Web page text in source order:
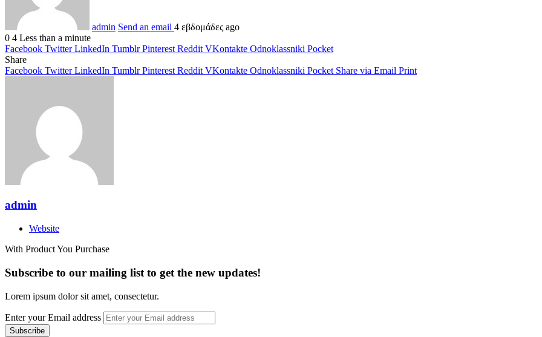
admin Send an email 4 εβδομάδες ago
0 4 Less than a minute
Facebook Twitter LinkedIn Tumblr Pinterest Reddit VKontakte Odnoklassniki Pocket
Share
Facebook Twitter LinkedIn Tumblr Pinterest Reddit VKontakte Odnoklassniki Pocket Share via Email Print
admin
Website
With Product You Purchase
Subscribe to our mailing list to get the new updates!
Lorem ipsum dolor sit amet, consectetur.
Enter your Email address